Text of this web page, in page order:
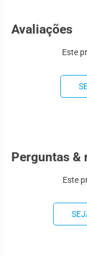
Avaliações
Este
Perguntas &
Este